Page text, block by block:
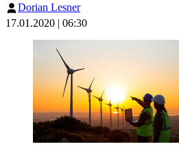
Dorian Lesner
17.01.2020 | 06:30